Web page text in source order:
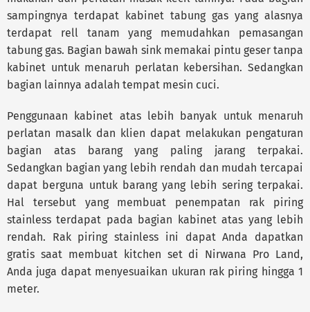
sampingnya terdapat kabinet tabung gas yang alasnya
terdapat rell tanam yang memudahkan pemasangan
tabung gas. Bagian bawah sink memakai pintu geser tanpa
kabinet untuk menaruh perlatan kebersihan. Sedangkan
bagian lainnya adalah tempat mesin cuci.
Penggunaan kabinet atas lebih banyak untuk menaruh
perlatan masalk dan klien dapat melakukan pengaturan
bagian atas barang yang paling jarang terpakai.
Sedangkan bagian yang lebih rendah dan mudah tercapai
dapat berguna untuk barang yang lebih sering terpakai.
Hal tersebut yang membuat penempatan rak piring
stainless terdapat pada bagian kabinet atas yang lebih
rendah. Rak piring stainless ini dapat Anda dapatkan
gratis saat membuat kitchen set di Nirwana Pro Land,
Anda juga dapat menyesuaikan ukuran rak piring hingga 1
meter.